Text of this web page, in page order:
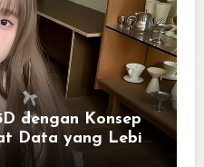
dengan Konsep
Data yang Lebih